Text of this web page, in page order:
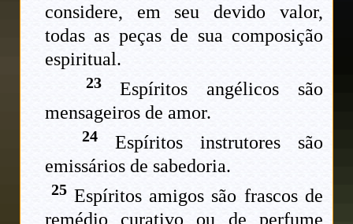
considere, em seu devido valor,
todas as peças de sua composição
espiritual.
23Espíritos angélicos são
mensageiros de amor.
24Espíritos instrutores são
emissários de sabedoria.
25Espíritos amigos são frascos de
remédio curativo ou de perfume